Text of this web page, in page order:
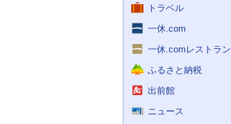
トラベル
一休.com
一休.comレストラン
ふるさと納税
出前館
ニュース